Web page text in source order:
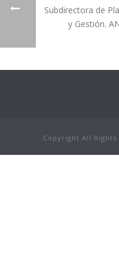
Subdirectora de
y Gestión.
Copyright All